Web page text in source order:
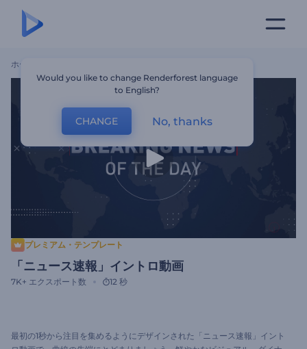
ホーム
プレミアム・テンプレート
「ニュース速報」イントロ動画
7K+ エクスポート数 12 秒
最初の1秒から注目を集めるようにデザインされた「ニュース速報」イント
Would you like to change Renderforest language
to English?
CHANGE No, thanks